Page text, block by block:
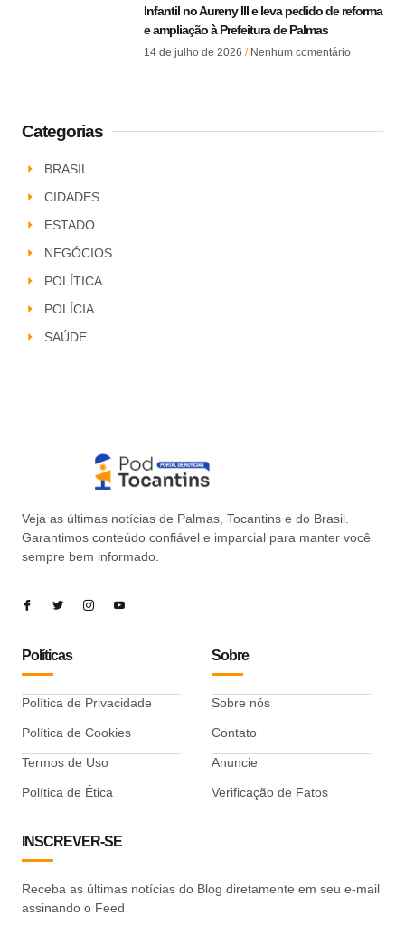
Infantil no Aureny III e leva pedido de reforma
e ampliação à Prefeitura de Palmas
14 de julho de 2026 Nenhum comentário
Categorias
BRASIL
CIDADES
ESTADO
NEGÓCIOS
POLÍTICA
POLÍCIA
SAÚDE
Veja as últimas notícias de Palmas, Tocantins e do Brasil.
Garantimos conteúdo confiável e imparcial para manter você
sempre bem informado.
Políticas
Política de Privacidade
Política de Cookies
Termos de Uso
Política de Ética
Sobre
Sobre nós
Contato
Anuncie
Verificação de Fatos
INSCREVER-SE
Receba as últimas notícias do Blog diretamente em seu e-mail
assinando o Feed